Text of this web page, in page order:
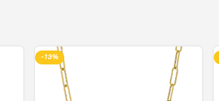
-13%